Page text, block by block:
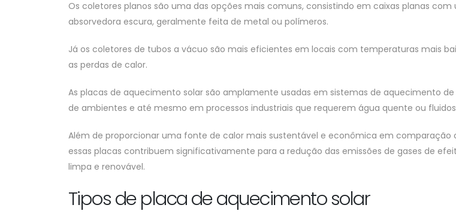
Os coletores planos são uma das opções mais comuns, consistindo em caixas planas
absorvedora escura, geralmente feita de metal ou polímeros.
Já os coletores de tubos a vácuo são mais eficientes em locais com temperaturas mais
as perdas de calor.
As placas de aquecimento solar são amplamente usadas em sistemas de aquecimento
de ambientes e até mesmo em processos industriais que requerem água quente ou
Além de proporcionar uma fonte de calor mais sustentável e econômica em
essas placas contribuem significativamente para a redução das emissões de gases de
limpa e renovável.
Tipos de placa de aquecimento solar